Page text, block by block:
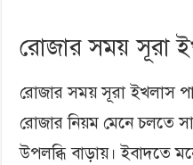
রোজার সময় সূরা
রোজার সময় সূরা ইখলাস
রোজার নিয়ম মেনে চলতে
উপলব্ধি বাড়ায়। ইবাদতে